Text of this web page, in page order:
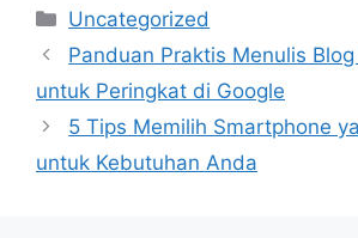
Categories
Uncategorized
Panduan Praktis Menulis
untuk Peringkat di Google
5 Tips Memilih Smartphone
untuk Kebutuhan Anda